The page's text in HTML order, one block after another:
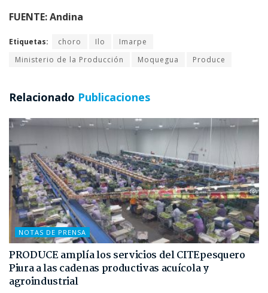
FUENTE: Andina
Etiquetas: choro Ilo
Imarpe
Ministerio de la Producción
Moquegua Produce
Relacionado Publicaciones
NOTAS DE PRENSA
PRODUCE amplía los servicios del CITEpesquero
Piura a las cadenas productivas acuícola y
agroindustrial